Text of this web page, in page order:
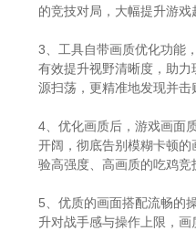
的竞技对局，大幅提升游戏
3、工具自带画质优化功能
有效提升视野清晰度，助
源扫荡，更精准地发现并击
4、优化画质后，游戏画面
开阔，彻底告别模糊卡顿
验高强度、高画质的吃鸡竞
5、优质的画面搭配流畅的
升对战手感与操作上限，画